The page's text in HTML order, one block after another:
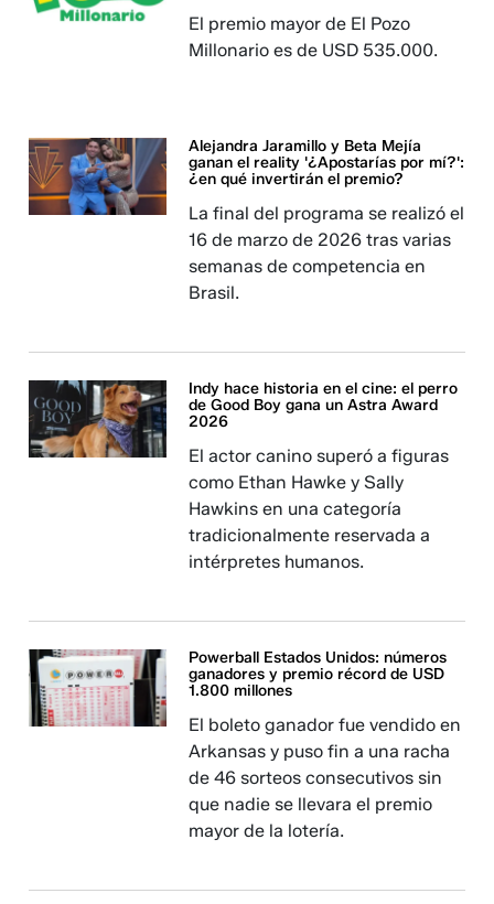
El premio mayor de El Pozo
Millonario es de USD 535.000.
Alejandra Jaramillo y Beta Mejía
ganan el reality '¿Apostarías por mí?':
¿en qué invertirán el premio?
La final del programa se realizó el
16 de marzo de 2026 tras varias
semanas de competencia en
Brasil.
Indy hace historia en el cine: el perro
de Good Boy gana un Astra Award
2026
El actor canino superó a figuras
como Ethan Hawke y Sally
Hawkins en una categoría
tradicionalmente reservada a
intérpretes humanos.
Powerball Estados Unidos: números
ganadores y premio récord de USD
1.800 millones
El boleto ganador fue vendido en
Arkansas y puso fin a una racha
de 46 sorteos consecutivos sin
que nadie se llevara el premio
mayor de la lotería.